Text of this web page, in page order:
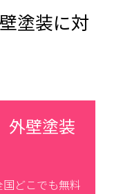
塗装に対
外壁塗装
どこでも無料